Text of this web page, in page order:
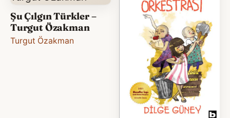
Şu Çılgın Türkler –
Turgut Özakman
Turgut Özakman